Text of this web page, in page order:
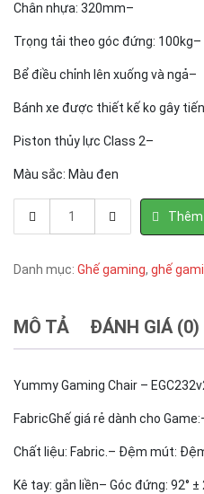
Chân nhựa: 320mm–
Trọng tải theo góc đứng: 100kg–
Bể điều chỉnh lên xuống và ngả–
Bánh xe được thiết kế ko gây
Piston thủy lực Class 2–
Màu sắc: Màu đen
game
YUMMY
Fabric
Thêm
Danh mục: Ghế gaming, ghế
MÔ TẢ ĐÁNH GIÁ (0)
Yummy Gaming Chair –
FabricGhế giá rẻ dành cho Game:
Chất liệu: Fabric. – Đệm mút:
Kê tay: gắn liền– Góc đứng: 92° ±